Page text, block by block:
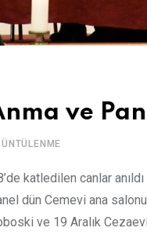
ve
katledilen canlar
dün Cemevi ana
ve 19 Aralık